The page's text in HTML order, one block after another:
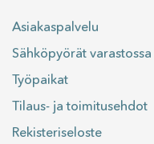
Asiakaspalvelu
Sähköpyörät varastossa
Työpaikat
Tilaus- ja toimitusehdot
Rekisteriseloste